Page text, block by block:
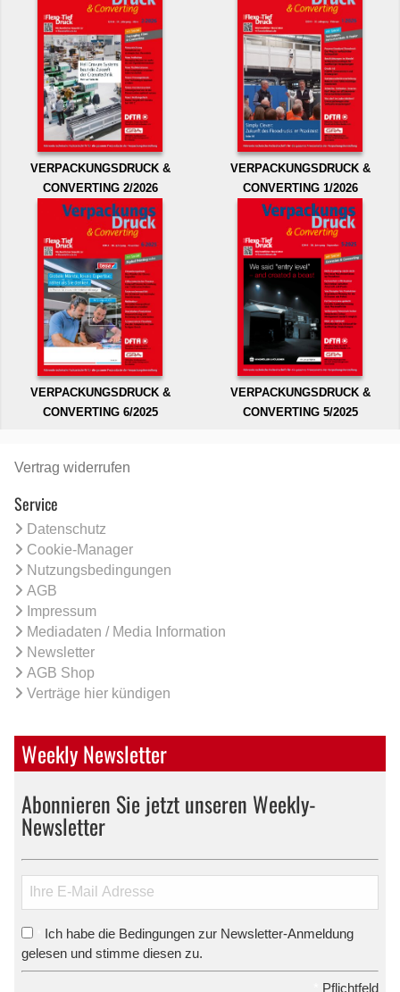
VERPACKUNGSDRUCK &
CONVERTING 2/2026
VERPACKUNGSDRUCK &
CONVERTING 1/2026
VERPACKUNGSDRUCK &
CONVERTING 6/2025
VERPACKUNGSDRUCK &
CONVERTING 5/2025
Vertrag widerrufen
Service
Datenschutz
Cookie-Manager
Nutzungsbedingungen
AGB
Impressum
Mediadaten / Media Information
Newsletter
AGB Shop
Verträge hier kündigen
Weekly Newsletter
Abonnieren Sie jetzt unseren Weekly-
Newsletter
Ich habe die Bedingungen zur Newsletter-Anmeldung
gelesen und stimme diesen zu.
Pflichtfeld